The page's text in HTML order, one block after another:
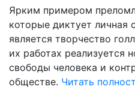
Ярким примером
которые диктует личная
является творчество
их работах реализуется
свободы человека и
обществе. Читать